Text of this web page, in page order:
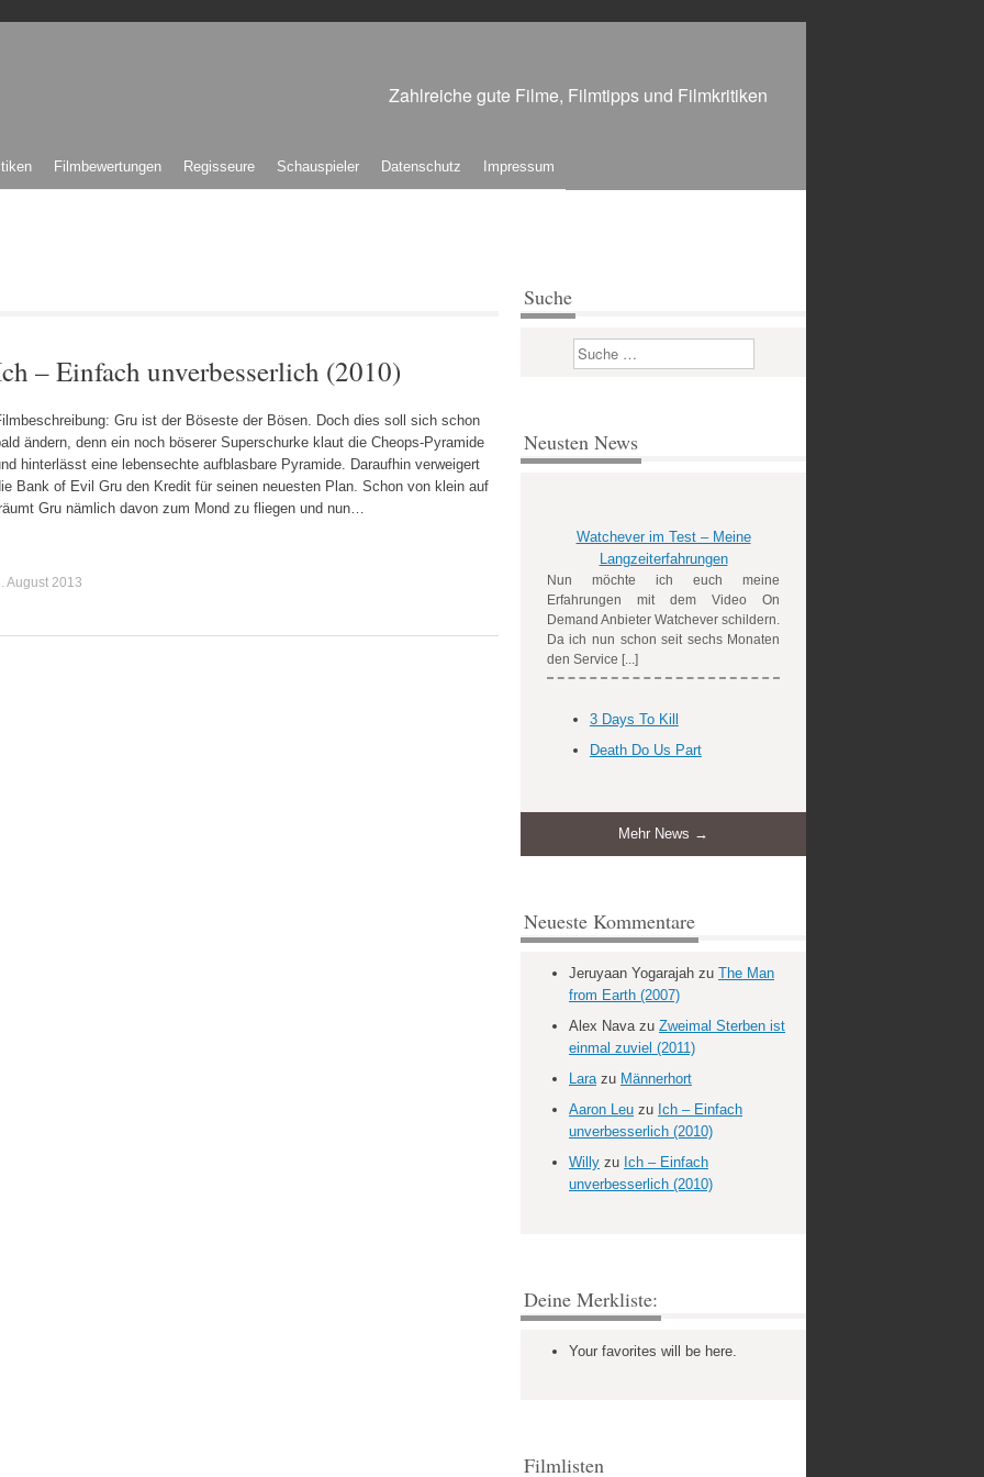
Zahlreiche gute Filme, Filmtipps und Filmkritiken
Filmbewertungen Regisseure Schauspieler Datenschutz Impressum
– Einfach unverbesserlich (2010)
Gru ist der Böseste der Bösen. Doch dies soll sich schon
ändern, denn ein noch böserer Superschurke klaut die Cheops-Pyramide
hinterlässt eine lebensechte aufblasbare Pyramide. Daraufhin verweigert
Bank of Evil Gru den Kredit für seinen neuesten Plan. Schon von klein auf
Gru nämlich davon zum Mond zu fliegen und nun…
August 2013
Suche
Suchen
Neusten News
Watchever im Test – Meine
Langzeiterfahrungen
Nun möchte ich euch meine
Erfahrungen mit dem Video On
Demand Anbieter Watchever schildern.
Da ich nun schon seit sechs Monaten
den Service [...]
3 Days To Kill
Death Do Us Part
Mehr News →
Neueste Kommentare
Jeruyaan Yogarajah zu The Man
from Earth (2007)
Alex Navazu Zweimal Sterben ist
einmal zuviel (2011)
Larazu Männerhort
Aaron Leu zu Ich – Einfach
unverbesserlich (2010)
Willy zu Ich – Einfach
unverbesserlich (2010)
Deine Merkliste:
Your favorites will be here.
Filmlisten